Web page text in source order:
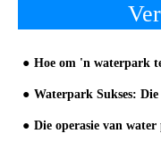
Hoe om 'n waterpark
Waterpark Sukses: Die ontwerp van die Perfect
Die operasie van water pretpark moet aandag gee aan twee